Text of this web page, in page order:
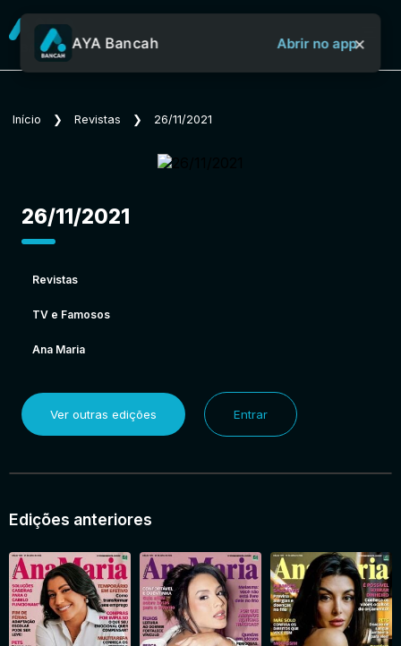
Sobre o Aya Bancah
AYA Bancah Abrir no app×
Início ❯ Revistas ❯ 26/11/2021
26/11/2021
Revistas
TV e Famosos
Ana Maria
Ver outras edições Entrar
Edições anteriores